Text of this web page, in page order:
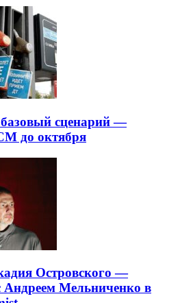
базовый сценарий —
до октября
Островского —
Андреем Мельниченко в